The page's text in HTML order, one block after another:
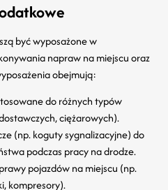
być wyposażone w
napraw na miejscu oraz
obejmują:
do różnych typów
ciężarowych).
(np. koguty sygnalizacyjne) do
podczas pracy na drodze.
pojazdów na miejscu (np.
kompresory).